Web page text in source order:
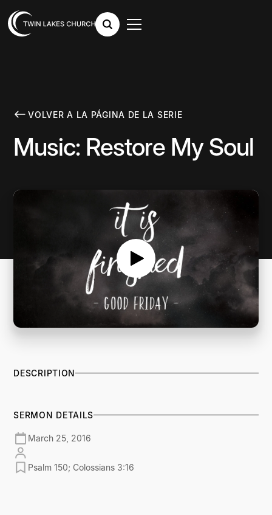
VOLVER A LA PÁGINA DE LA SERIE
Music: Restore My Soul
DESCRIPTION
SERMON DETAILS
March 25, 2016
Psalm 150; Colossians 3:16